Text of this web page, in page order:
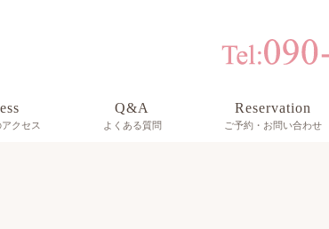
クセス
Q&A
よくある質問
Reservation
ご予約・お問い合わせ